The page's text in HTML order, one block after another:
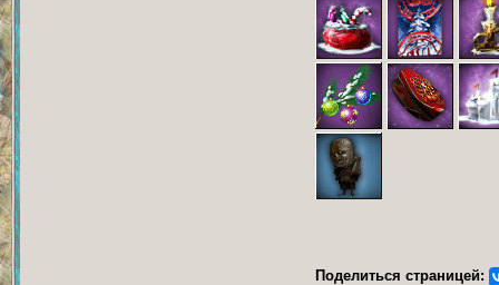
Поделиться страницей: